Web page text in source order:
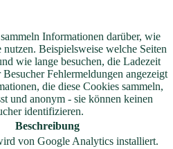
Informationen darüber, wie
nutzen. Beispielsweise welche Seiten
wie lange besuchen, die Ladezeit
Fehlermeldungen angezeigt
die diese Cookies sammeln,
und anonym - sie können keinen
identifizieren.
Beschreibung
von Google Analytics installiert.